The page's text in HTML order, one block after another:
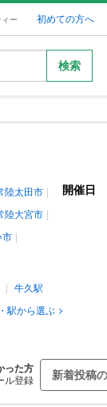
ー 初めての方へ
検索
陸太田市
陸大宮市
市
牛久駅
駅から選ぶ
開催日
った方
ル登録
新着投稿